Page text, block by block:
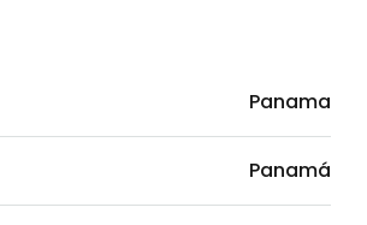
Panama
Panamá